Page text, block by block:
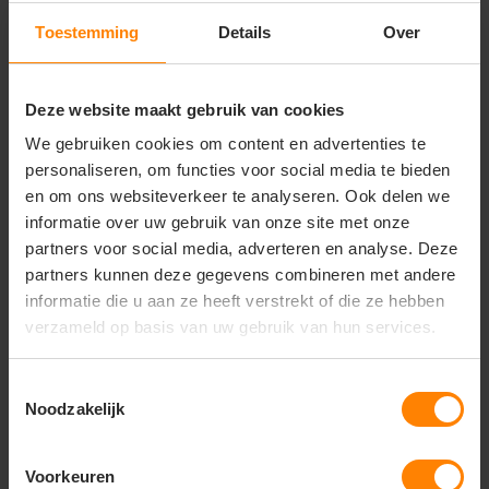
Toestemming Details Over
Deze website maakt gebruik van cookies
We gebruiken cookies om content en advertenties te
personaliseren, om functies voor social media te bieden
en om ons websiteverkeer te analyseren. Ook delen we
informatie over uw gebruik van onze site met onze
partners voor social media, adverteren en analyse. Deze
partners kunnen deze gegevens combineren met andere
informatie die u aan ze heeft verstrekt of die ze hebben
verzameld op basis van uw gebruik van hun services.
Noodzakelijk
Voorkeuren
Populaire en functionele merchandise voor
sportclubs, scholen, actieve merken en winteracties
Materiaal:Hoogwaardig, fijngebreid materiaal dat
zacht, comfortabel en kriebelvrij aanvoelt
Design:Klassiek en sportief ontwerp met een
brede omslag voor extra warmte rondom de oren
Flexibele unisex stretch-pasvorm (One
Size) die geschikt is voor zowel dames als heren
Duurzaamheid: Vormvast en slijtvast breisel dat
ook na veelvuldig dragen en wassen zijn elasticiteit
behoudt
Vragen? Neem contact